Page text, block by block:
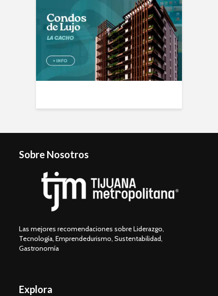
Sobre Nosotros
Las mejores recomendaciones sobre Liderazgo,
Tecnología, Emprendedurismo, Sustentabilidad,
Gastronomía
Explora